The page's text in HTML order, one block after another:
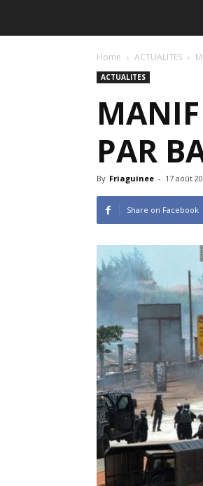
Home ACTUALITES
ACTUALITES
PAR
By Friaguinee - 17 août
Share on Facebook